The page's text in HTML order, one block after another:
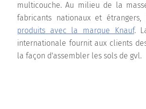
multicouche. Au milieu de la
fabricants nationaux et
produits avec la marque Knauf.
internationale fournit aux clients
la façon d'assembler les sols de gvl.